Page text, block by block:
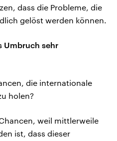
dass die Probleme, die
gelöst werden können.
Umbruch sehr
die internationale
holen?
weil mittlerweile
ist, dass dieser